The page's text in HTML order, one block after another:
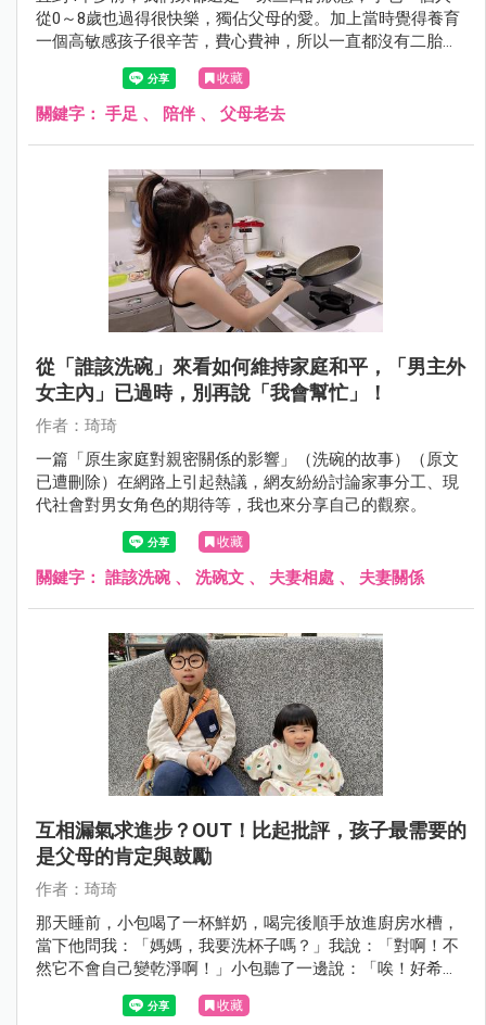
從0～8歲也過得很快樂，獨佔父母的愛。加上當時覺得養育
一個高敏感孩子很辛苦，費心費神，所以一直都沒有二胎打
收藏
關鍵字： 手足 、 陪伴 、 父母老去
從「誰該洗碗」來看如何維持家庭和平，「男主外
女主內」已過時，別再說「我會幫忙」！
作者：琦琦
一篇「原生家庭對親密關係的影響」（洗碗的故事）（原文
已遭刪除）在網路上引起熱議，網友紛紛討論家事分工、現
代社會對男女角色的期待等，我也來分享自己的觀察。
收藏
關鍵字： 誰該洗碗 、 洗碗文 、 夫妻相處 、 夫妻關係
互相漏氣求進步？OUT！比起批評，孩子最需要的
是父母的肯定與鼓勵
作者：琦琦
那天睡前，小包喝了一杯鮮奶，喝完後順手放進廚房水槽，
當下他問我：「媽媽，我要洗杯子嗎？」我說：「對啊！不
然它不會自己變乾淨啊！」小包聽了一邊說：「唉！好希望
杯子自己變乾淨。」一邊順手把杯子洗淨。 看到小包負責的
模樣，我溫柔的跟他說：「小包，你好體貼、很懂事喔！」
收藏